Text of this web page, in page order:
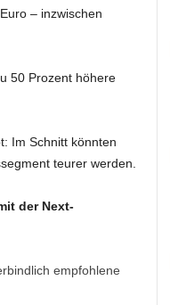
– inzwischen
50 Prozent höhere
Im Schnitt könnten
teurer werden.
der Next-
empfohlene